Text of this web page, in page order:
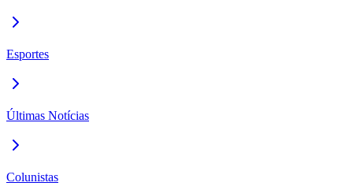
Esportes
Últimas Notícias
Colunistas